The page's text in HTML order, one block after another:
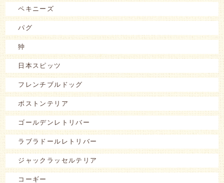
ペキニーズ
パグ
狆
日本スピッツ
フレンチブルドッグ
ボストンテリア
ゴールデンレトリバー
ラブラドールレトリバー
ジャックラッセルテリア
コーギー